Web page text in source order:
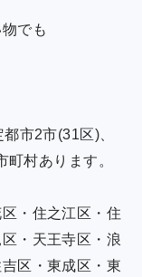
でも
市2市(31区)、
村あります。
・住之江区・住
・天王寺区・浪
区・東成区・東